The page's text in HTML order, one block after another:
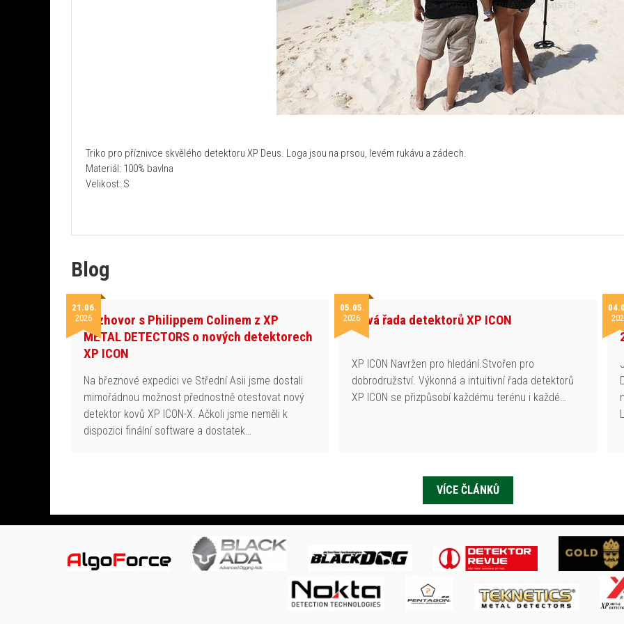
Triko pro příznivce skvělého detektoru XP Deus. Loga jsou na prsou, levém rukávu a zádech.
Materiál: 100% bavlna
Velikost: S
Blog
21.06.
2026Rozhovor s Philippem Colinem z XP
METAL DETECTORS o nových detektorech
XP ICON
Na březnové expedici ve Střední Asii jsme dostali
mimořádnou možnost přednostně otestovat nový
detektor kovů XP ICON-X. Ačkoli jsme neměli k
dispozici finální software a dostatek…
05.05.
2026Nová řada detektorů XP ICON
XP ICON Navržen pro hledání.Stvořen pro
dobrodružství. Výkonná a intuitivní řada detektorů
XP ICON se přizpůsobí každému terénu i každé…
VÍCE ČLÁNKŮ